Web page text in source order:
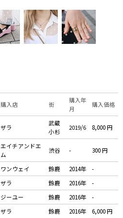
購入店 街
購入年
月
購入価格
ザラ
武蔵
小杉
2019/6 8,000 円
エイチアンドエ
ム
渋谷 - 300 円
ワンウェイ 鈴鹿 2014年
-
ザラ 鈴鹿 2016年
-
ジーユー 鈴鹿 2016年
-
ザラ 鈴鹿 2016年 6,000 円